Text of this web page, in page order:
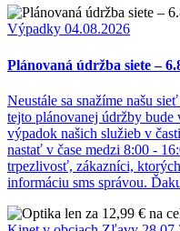
Výpadky 04.08.2026
Plánovaná údržba siete –
Neustále sa snažíme našu
tejto plánovanej údržby
výpadok našich služieb v
nastať v čase medzi 8:00 -
trpezlivosť, zákazníci,
informáciu sms správou.